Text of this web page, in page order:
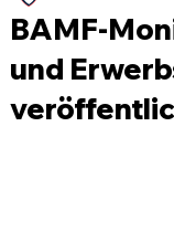
BAMF-
und